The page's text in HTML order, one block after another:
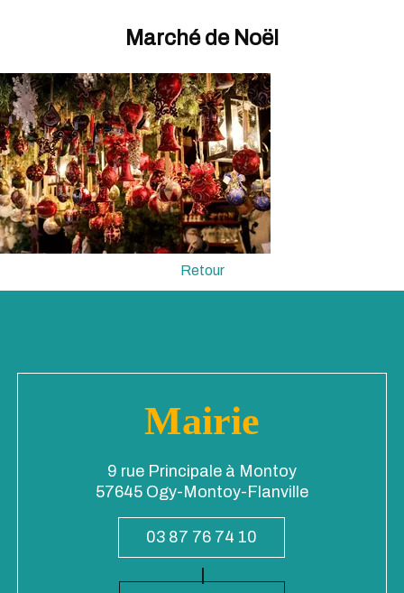
Marché de Noël
Retour
Mairie
9 rue Principale à Montoy
57645 Ogy-Montoy-Flanville
03 87 76 74 10